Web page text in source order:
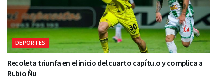
DEPORTES
Recoleta triunfa en el inicio del cuarto capítulo y complica a
Rubio Ñu